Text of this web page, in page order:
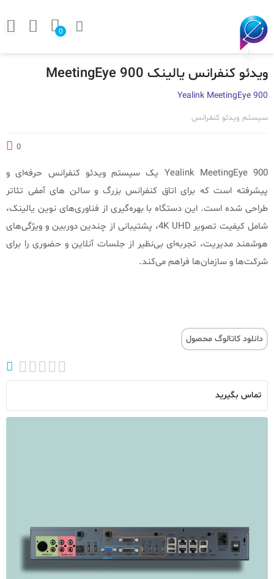
0
ویدئو کنفرانس یالینک MeetingEye 900
Yealink MeetingEye 900
سیستم ویدئو کنفرانس
0
Yealink MeetingEye 900 یک سیستم ویدئو کنفرانس حرفه‌ای و
پیشرفته است که برای اتاق کنفرانس بزرگ و سالن های آمفی تئاتر
طراحی شده است. این دستگاه با بهره‌گیری از فناوری‌های نوین یالینک،
شامل کیفیت تصویر 4K UHD، پشتیبانی از چندین دوربین و ویژگی‌های
هوشمند مدیریت، تجربه‌ای بی‌نظیر از جلسات آنلاین و حضوری را برای
شرکت‌ها و سازمان‌ها فراهم می‌کند.
دانلود کاتالوگ محصول
تماس بگیرید